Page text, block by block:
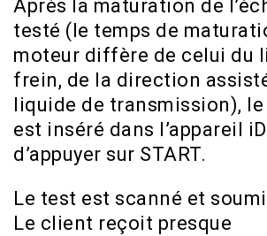
Après la maturation de
testé (le temps de
moteur diffère de celui du
frein, de la direction
liquide de transmission),
est inséré dans l’appareil
d’appuyer sur START.
Le test est scanné et
Le client reçoit presque